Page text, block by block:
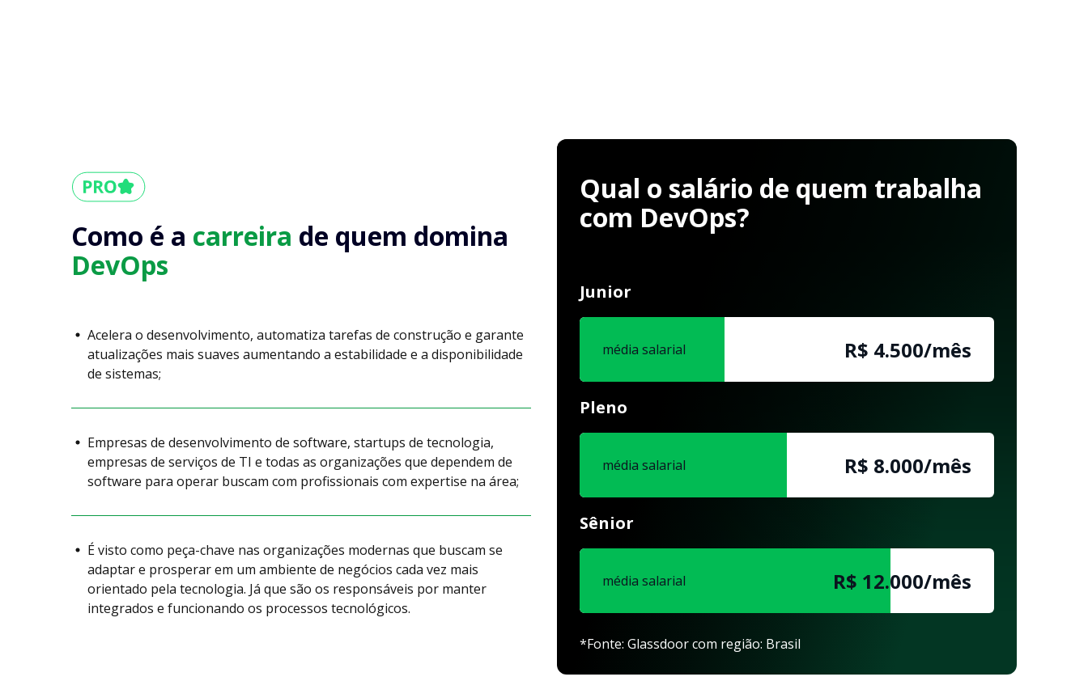
Como é a carreira de quem domina
DevOps
Acelera o desenvolvimento, automatiza tarefas de construção e garante
atualizações mais suaves aumentando a estabilidade e a disponibilidade
de sistemas;
Empresas de desenvolvimento de software, startups de tecnologia,
empresas de serviços de TI e todas as organizações que dependem de
software para operar buscam com profissionais com expertise na área;
É visto como peça-chave nas organizações modernas que buscam se
adaptar e prosperar em um ambiente de negócios cada vez mais
orientado pela tecnologia. Já que são os responsáveis por manter
integrados e funcionando os processos tecnológicos.
Qual o salário de quem trabalha
com DevOps?
Junior
média salarial R$ 4.500/mês
Pleno
média salarial R$ 8.000/mês
Sênior
média salarial R$ 12.000/mês
*Fonte: Glassdoor com região: Brasil